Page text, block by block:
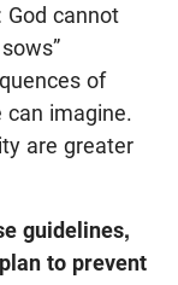
God cannot
of
can imagine.
are greater
guidelines,
to prevent